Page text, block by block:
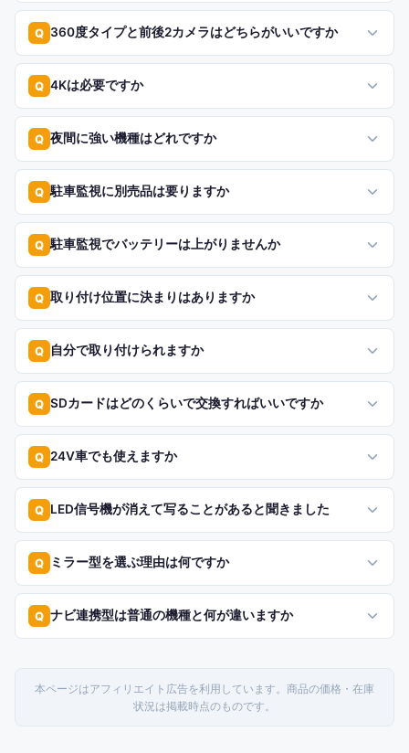
Q 360度タイプと前後2カメラはどちらがいいですか
Q 4Kは必要ですか
Q 夜間に強い機種はどれですか
Q 駐車監視に別売品は要りますか
Q 駐車監視でバッテリーは上がりませんか
Q 取り付け位置に決まりはありますか
Q 自分で取り付けられますか
Q SDカードはどのくらいで交換すればいいですか
Q 24V車でも使えますか
Q LED信号機が消えて写ることがあると聞きました
Q ミラー型を選ぶ理由は何ですか
Q ナビ連携型は普通の機種と何が違いますか
本ページはアフィリエイト広告を利用しています。商品の価格・在庫
状況は掲載時点のものです。